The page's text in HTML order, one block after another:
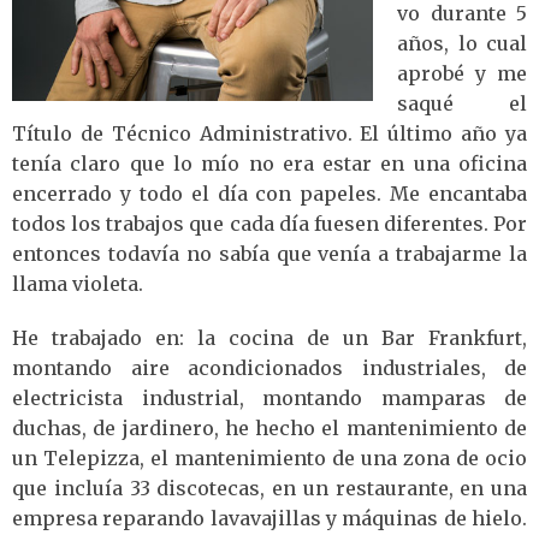
vo durante 5
años, lo cual
aprobé y me
saqué el
Título de Técnico Administrativo. El último año ya
tenía claro que lo mío no era estar en una oficina
encerrado y todo el día con papeles. Me encantaba
todos los trabajos que cada día fuesen diferentes. Por
entonces todavía no sabía que venía a trabajarme la
llama violeta.
He trabajado en: la cocina de un Bar Frankfurt,
montando aire acondicionados industriales, de
electricista industrial, montando mamparas de
duchas, de jardinero, he hecho el mantenimiento de
un Telepizza, el mantenimiento de una zona de ocio
que incluía 33 discotecas, en un restaurante, en una
empresa reparando lavavajillas y máquinas de hielo.